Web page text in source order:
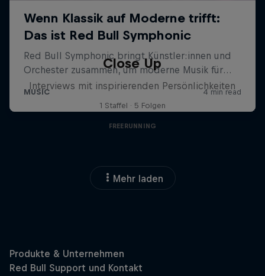
Close Up
Interviews mit inspirierenden Persönlichkeiten
1 Staffel · 5 Folgen
FREERUNNING
Mehr laden